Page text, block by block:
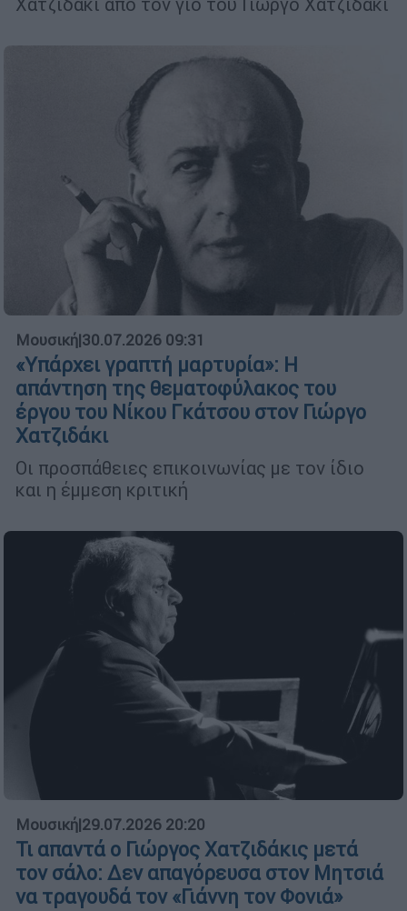
Μουσική|30.07.2026 09:31
«Υπάρχει γραπτή μαρτυρία»: Η
απάντηση της θεματοφύλακος του
έργου του Νίκου Γκάτσου στον Γιώργο
Χατζιδάκι
Οι προσπάθειες επικοινωνίας με τον ίδιο
και η έμμεση κριτική
Μουσική|29.07.2026 20:20
Τι απαντά ο Γιώργος Χατζιδάκις μετά
τον σάλο: Δεν απαγόρευσα στον Μητσιά
να τραγουδά τον «Γιάννη τον Φονιά»